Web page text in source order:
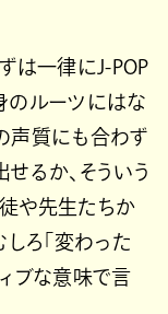
は一律にJ-POP
のルーツにはな
声質にも合わず
るか、そういう
や先生たちか
しろ「変わった
ブな意味で言